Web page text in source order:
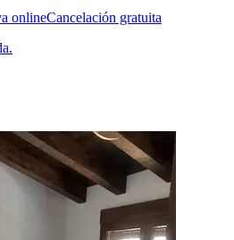
onlineCancelación gratuita